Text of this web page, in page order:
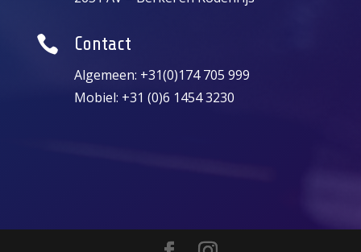
 Contact
Algemeen: +31(0)174 705 999
Mobiel: +31 (0)6 1454 3230